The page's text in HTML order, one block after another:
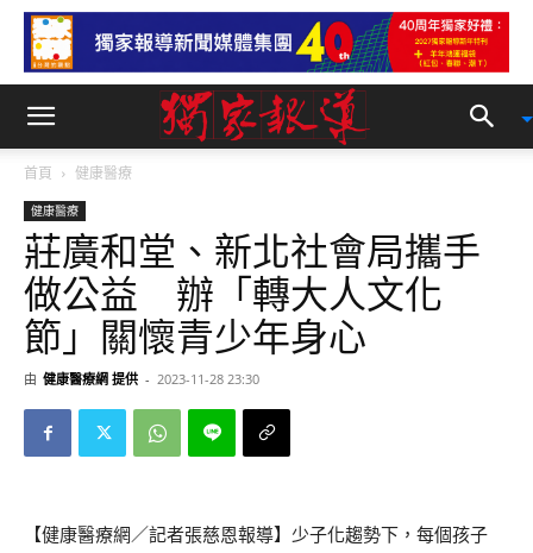
首頁 健康醫療
健康醫療
莊廣和堂、新北社會局攜手
做公益 辦「轉大人文化
節」關懷青少年身心
由 健康醫療網 提供 - 2023-11-28 23:30
【健康醫療網／記者張慈恩報導】少子化趨勢下，每個孩子